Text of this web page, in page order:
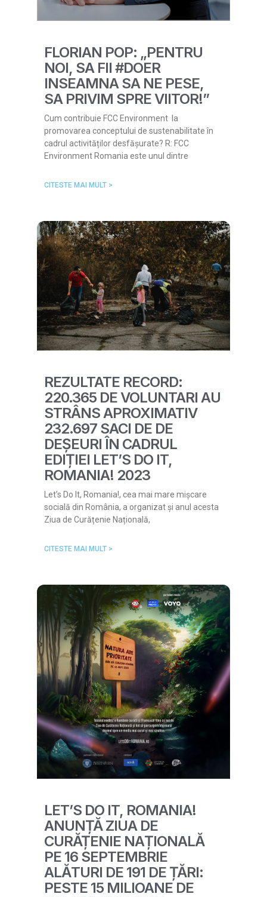
FLORIAN POP: „PENTRU
NOI, SA FII #DOER
INSEAMNA SA NE PESE,
SA PRIVIM SPRE VIITOR!”
Cum contribuie FCC Environment la
promovarea conceptului de sustenabilitate în
cadrul activităților desfășurate? R: FCC
Environment Romania este unul dintre
CITESTE MAI MULT >
REZULTATE RECORD:
220.365 DE VOLUNTARI AU
STRÂNS APROXIMATIV
232.697 SACI DE DE
DEȘEURI ÎN CADRUL
EDIȚIEI LET’S DO IT,
ROMANIA! 2023
Let’s Do It, Romania!, cea mai mare mișcare
socială din România, a organizat și anul acesta
Ziua de Curățenie Națională,
CITESTE MAI MULT >
LET’S DO IT, ROMANIA!
ANUNȚĂ ZIUA DE
CURĂȚENIE NAȚIONALĂ
PE 16 SEPTEMBRIE
ALĂTURI DE 191 DE ȚĂRI:
PESTE 15 MILIOANE DE